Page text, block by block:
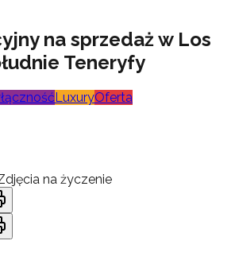
na sprzedaż w Los
Teneryfy
LuxuryOferta
na życzenie